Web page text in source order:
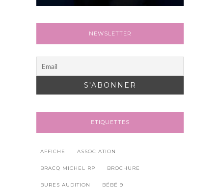
NEWSLETTER
ETIQUETTES
AFFICHE ASSOCIATION
BRACQ MICHEL RP BROCHURE
BURES AUDITION BÉBÉ 9